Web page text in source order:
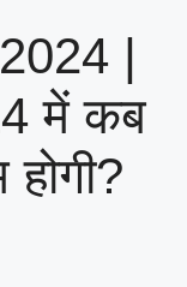
|
में कब